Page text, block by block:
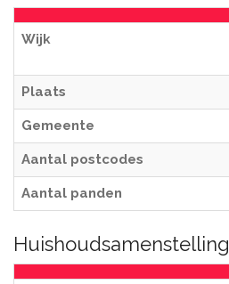
Wijk
Plaats
Gemeente
Aantal postcodes
Aantal panden
Huishoudsamenstelling